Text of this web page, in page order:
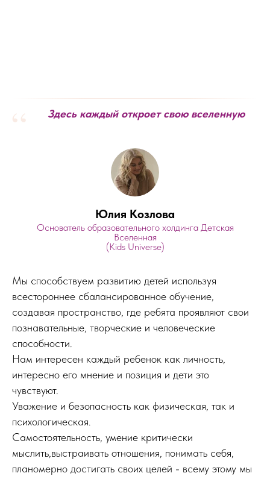
“ Здесь каждый откроет свою вселенную
Юлия Козлова
Основатель образовательного холдинга Детская
Вселенная
(Kids Universe)
Мы способствуем развитию детей используя
всестороннее сбалансированное обучение,
создавая пространство, где ребята проявляют свои
познавательные, творческие и человеческие
способности.
Нам интересен каждый ребенок как личность,
интересно его мнение и позиция и дети это
чувствуют.
Уважение и безопасность как физическая, так и
психологическая.
Самостоятельность, умение критически
мыслить,выстраивать отношения, понимать себя,
планомерно достигать своих целей - всему этому мы